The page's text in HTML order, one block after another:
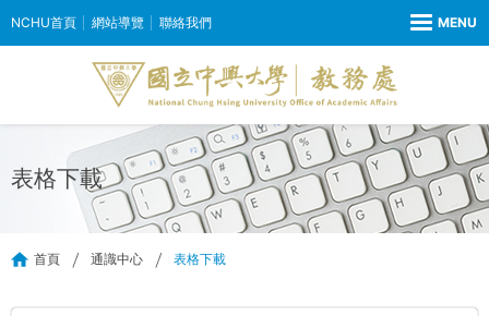
NCHU首頁 網站導覽 聯絡我們
表格下載
首頁 通識中心 表格下載